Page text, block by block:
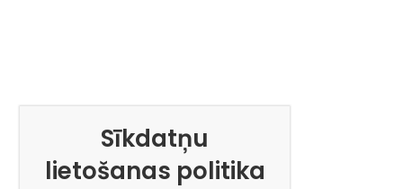
Sīkdatņu
lietošanas politika